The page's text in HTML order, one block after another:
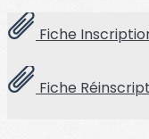
Fiche
Fiche